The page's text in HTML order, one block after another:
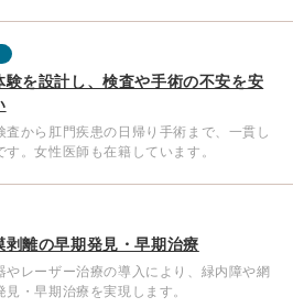
験を設計し、検査や手術の不安を安
査から肛門疾患の日帰り手術まで、一貫し
す。女性医師も在籍しています。
剥離の早期発見・早期治療
やレーザー治療の導入により、緑内障や網
見・早期治療を実現します。